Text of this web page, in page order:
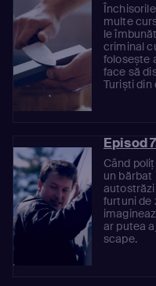
multe
le
criminal
folosește
face să
Turiști din
Episod
Când
un bărbat
furtuni de
ar putea
scape.